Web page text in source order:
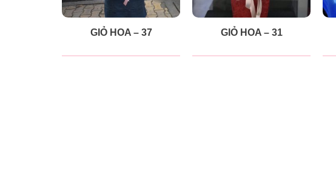
GIỎ HOA – 37 GIỎ HOA – 31